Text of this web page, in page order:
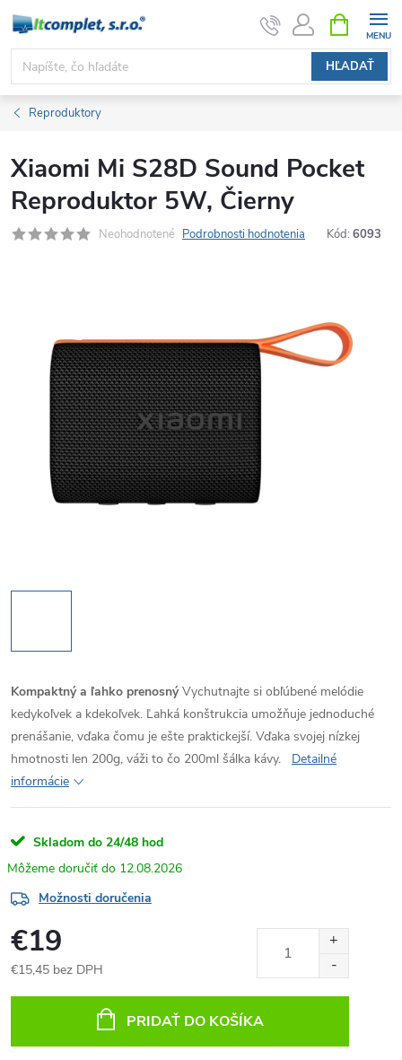
Prejsť
obsah
HĽADAŤ
KOŠÍK
Reproduktory
Xiaomi Mi S28D Sound Pocket
Reproduktor 5W, Čierny
Neohodnotené Podrobnosti hodnotenia Kód: 6093
Kompaktný a ľahko prenosný Vychutnajte si obľúbené melódie
kedykoľvek a kdekoľvek. Ľahká konštrukcia umožňuje jednoduché
prenášanie, vďaka čomu je ešte praktickejší. Vďaka svojej nízkej
hmotnosti len 200g, váži to čo 200ml šálka kávy.
Detailné
informácie
Skladom do 24/48 hod
12.08.2026
Možnosti doručenia
€19
€15,45 bez DPH
PRIDAŤ DO KOŠÍKA